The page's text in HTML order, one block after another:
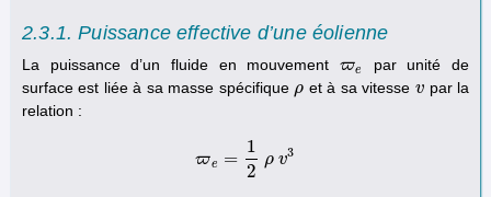
2.3.1. Puissance effective d’une éolienne
La puissance d’un fluide en mouvement ϖe
ϖe
par unité de
surface est liée à sa masse spécifique ρ
ρ et à sa vitesse v
v par la
relation :
ϖe =
1
2
ρ v3
ϖe=1 2 ρ v 3